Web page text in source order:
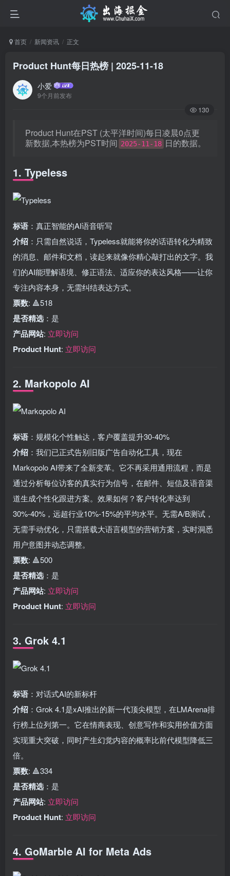
首页 新闻资讯 正文
Product Hunt每日热榜 | 2025-11-18
小爱
9个月前发布
130
Product Hunt在PST (太平洋时间)每日凌晨0点更
新数据,本热榜为PST时间 2025-11-18 日的数据。
1. Typeless
标语 ：真正智能的AI语音听写
介绍 ：只需自然说话，Typeless就能将你的话语转化为精致
的消息、邮件和文档，读起来就像你精心敲打出的文字。我
们的AI能理解语境、修正语法、适应你的表达风格——让你
专注内容本身，无需纠结表达方式。
票数: 🔺518
是否精选 ：是
产品网站: 立即访问
Product Hunt: 立即访问
2. Markopolo AI
标语 ：规模化个性触达，客户覆盖提升30-40%
介绍 ：我们已正式告别旧版广告自动化工具，现在
Markopolo AI带来了全新变革。它不再采用通用流程，而是
通过分析每位访客的真实行为信号，在邮件、短信及语音渠
道生成个性化跟进方案。效果如何？客户转化率达到
30%-40%，远超行业10%-15%的平均水平。无需A/B测试，
无需手动优化，只需搭载大语言模型的营销方案，实时洞悉
用户意图并动态调整。
票数: 🔺500
是否精选 ：是
产品网站: 立即访问
Product Hunt: 立即访问
3. Grok 4.1
标语 ：对话式AI的新标杆
介绍 ：Grok 4.1是xAI推出的新一代顶尖模型，在LMArena排
行榜上位列第一。它在情商表现、创意写作和实用价值方面
实现重大突破，同时产生幻觉内容的概率比前代模型降低三
倍。
票数: 🔺334
是否精选 ：是
产品网站: 立即访问
Product Hunt: 立即访问
4. GoMarble AI for Meta Ads